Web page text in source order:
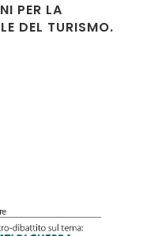
PER LA
DEL TURISMO.